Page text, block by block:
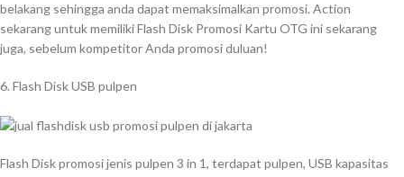
belakang sehingga anda dapat memaksimalkan promosi. Action
sekarang untuk memiliki Flash Disk Promosi Kartu OTG ini sekarang
juga, sebelum kompetitor Anda promosi duluan!
6. Flash Disk USB pulpen
Flash Disk promosi jenis pulpen 3 in 1, terdapat pulpen, USB kapasitas